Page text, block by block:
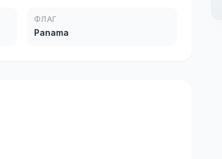
ФЛАГ
Panama